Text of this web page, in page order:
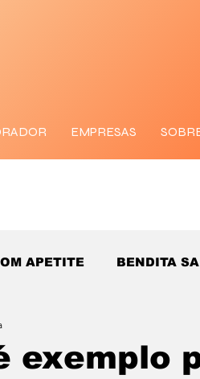
EMPRESAS
APETITE BENDITA
exemplo